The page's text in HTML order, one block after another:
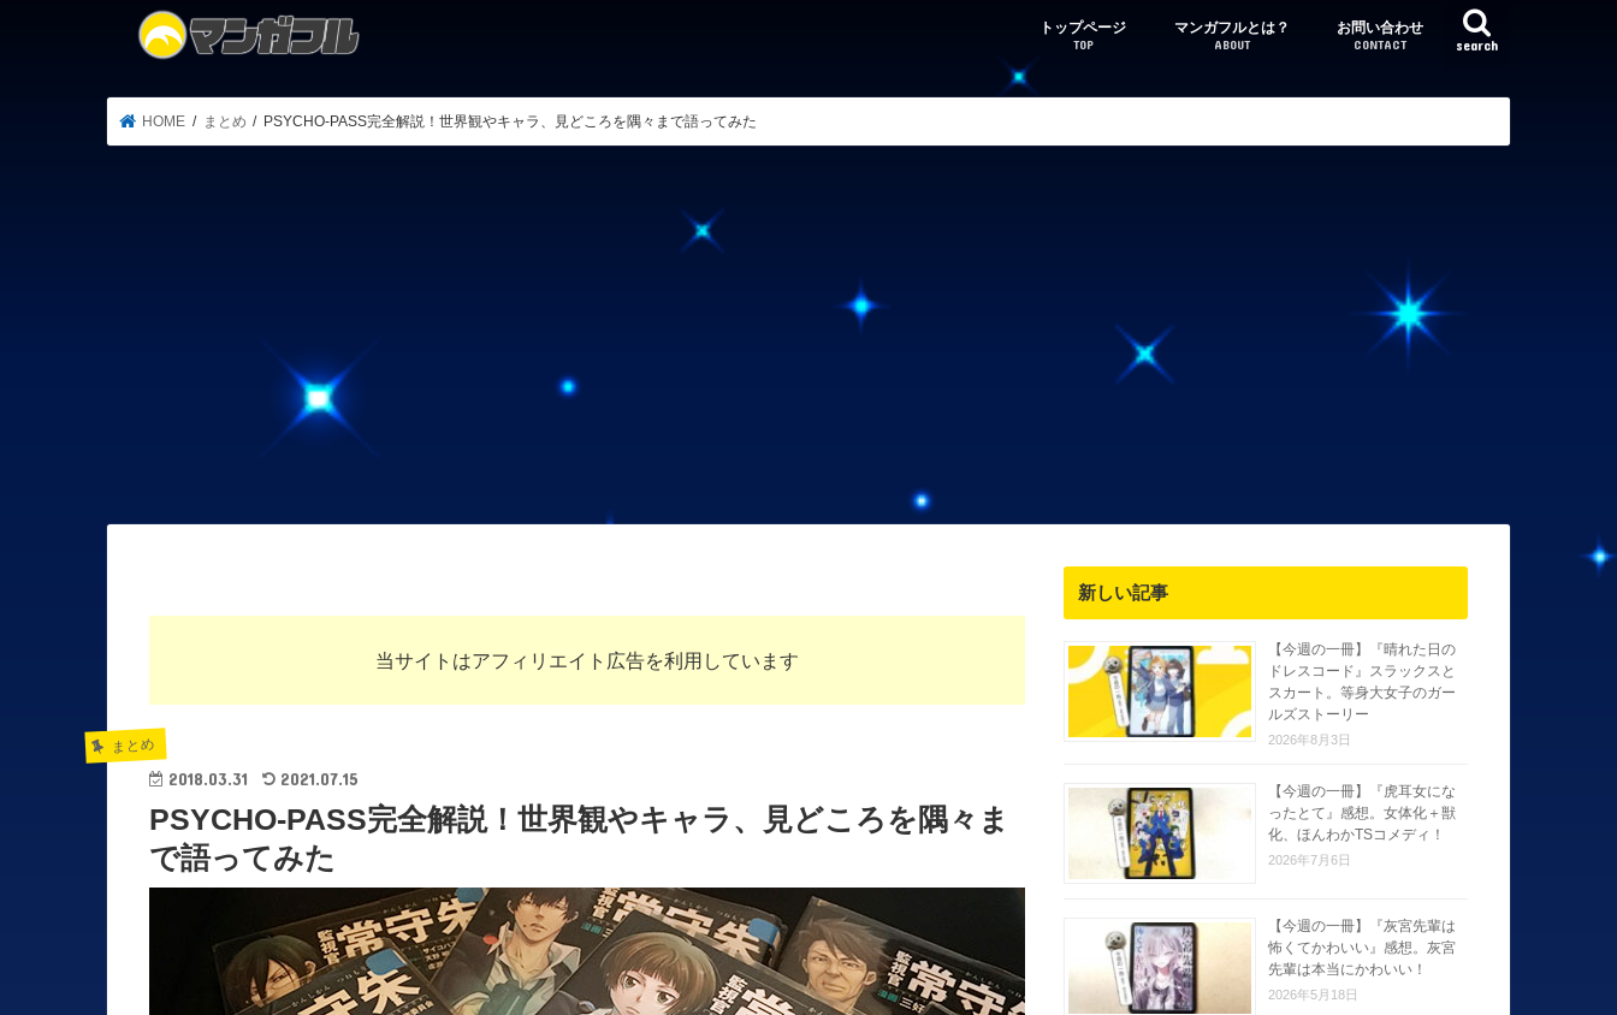
search
トップページ
TOP
マンガフルとは？
ABOUT
お問い合わせ
CONTACT
HOME まとめ PSYCHO-PASS完全解説！世界観やキャラ、見どころを隅々まで語ってみた
当サイトはアフィリエイト広告を利用しています
まとめ
2018.03.31 2021.07.15
PSYCHO-PASS完全解説！世界観やキャラ、見どころを隅々ま
で語ってみた
新しい記事
【今週の一冊】『晴れた日の
ドレスコード』スラックスと
スカート。等身大女子のガー
ルズストーリー
2026年8月3日
【今週の一冊】『虎耳女にな
ったとて』感想。女体化＋獣
化、ほんわかTSコメディ！
2026年7月6日
【今週の一冊】『灰宮先輩は
怖くてかわいい』感想。灰宮
先輩は本当にかわいい！
2026年5月18日